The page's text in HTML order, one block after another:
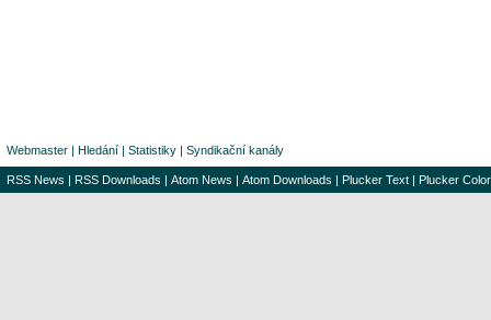
Webmaster | Hledání | Statistiky | Syndikační kanály
RSS News | RSS Downloads | Atom News | Atom Downloads | Plucker Text | Plucker Color